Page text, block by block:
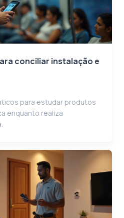
conciliar instalação e
para estudar produtos
enquanto realiza